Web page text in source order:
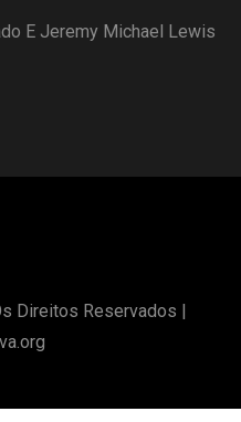
E Jeremy Michael Lewis
Direitos Reservados |